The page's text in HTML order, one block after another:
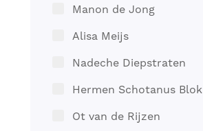
Manon de Jong
Alisa Meijs
Nadeche Diepstraten
Hermen Schotanus Blok
Ot van de Rijzen